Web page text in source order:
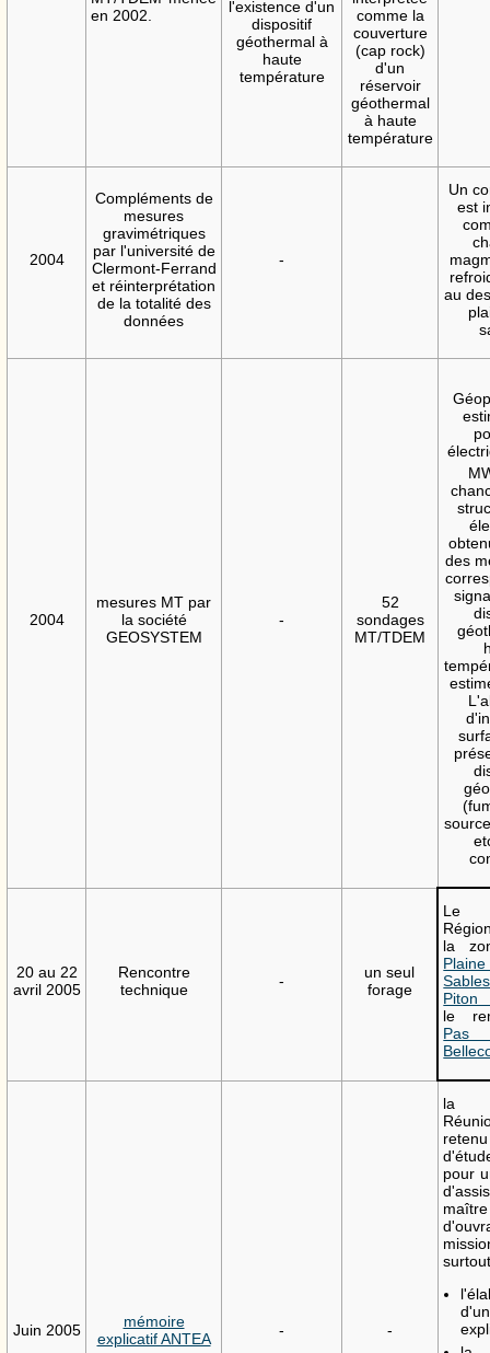
en 2002.
l'existence d'un
dispositif
géothermal à
haute
température
comme la
couverture
(cap rock)
d'un
réservoir
géothermal
à haute
température
2004
Compléments de
mesures
gravimétriques
par l'université de
Clermont-Ferrand
et réinterprétation
de la totalité des
données
-
Un
est
au
2004
mesures MT par
la société
GEOSYSTEM
-
52
sondages
MT/TDEM
des
20 au 22
avril 2005
Rencontre
technique
-
un seul
forage
Le
la
Sables
Piton
le
Juin 2005
mémoire
explicatif ANTEA
- -
la
pour
maître